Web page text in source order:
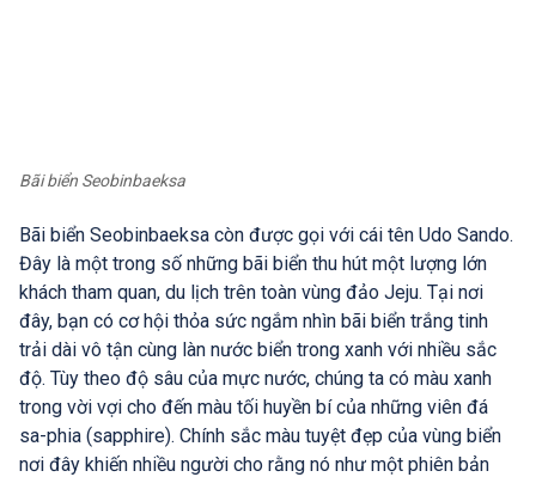
Bãi biển Seobinbaeksa
Bãi biển Seobinbaeksa còn được gọi với cái tên Udo Sando.
Đây là một trong số những bãi biển thu hút một lượng lớn
khách tham quan, du lịch trên toàn vùng đảo Jeju. Tại nơi
đây, bạn có cơ hội thỏa sức ngắm nhìn bãi biển trắng tinh
trải dài vô tận cùng làn nước biển trong xanh với nhiều sắc
độ. Tùy theo độ sâu của mực nước, chúng ta có màu xanh
trong vời vợi cho đến màu tối huyền bí của những viên đá
sa-phia (sapphire). Chính sắc màu tuyệt đẹp của vùng biển
nơi đây khiến nhiều người cho rằng nó như một phiên bản